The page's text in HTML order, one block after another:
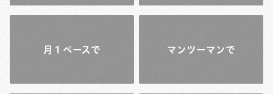
月１ペースで マンツーマンで